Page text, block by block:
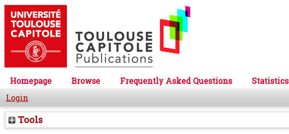
Homepage Browse Frequently Asked Questions
Statistics
Login
Tools